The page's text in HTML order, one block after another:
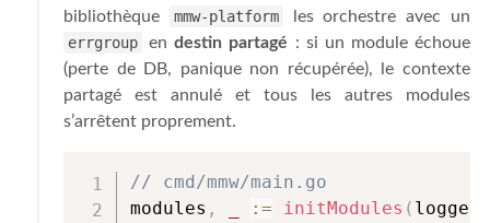
bibliothèque
mmw-platform
les orchestre avec un
errgroup
endestin partagé : si un module échoue
(perte de DB, panique non récupérée), le contexte
partagé est annulé et tous les autres modules
s’arrêtent proprement.
// cmd/mmw/main.go
modules , := initModules ( logger